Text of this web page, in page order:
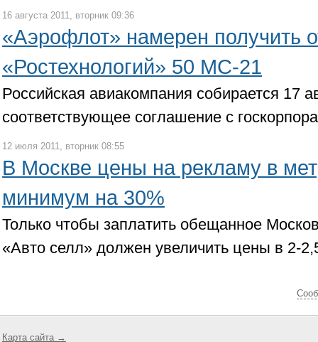
16 августа 2011, вторник 09:36
«Аэрофлот» намерен получить
«Ростехнологий» 50 МС-21
Российская авиакомпания собирается 17
соответствующее соглашение с
12 июля 2011, вторник 08:55
В Москве цены на рекламу в
минимум на 30%
Только чтобы заплатить обещанное
«Авто селл» должен увеличить цены в 2-
Карта сайта →